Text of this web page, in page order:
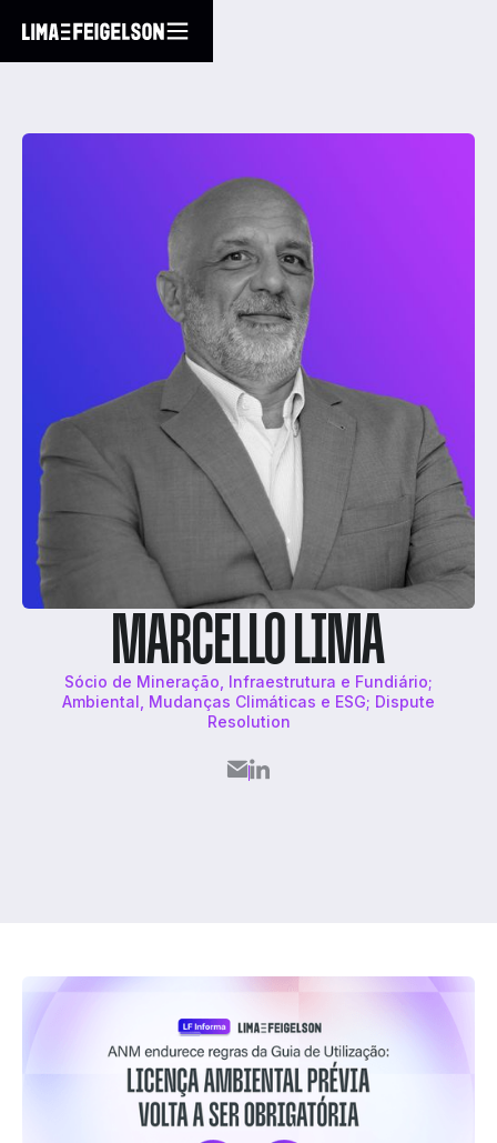
MARCELLO LIMA
Sócio de Mineração, Infraestrutura e Fundiário;
Ambiental, Mudanças Climáticas e ESG; Dispute
Resolution